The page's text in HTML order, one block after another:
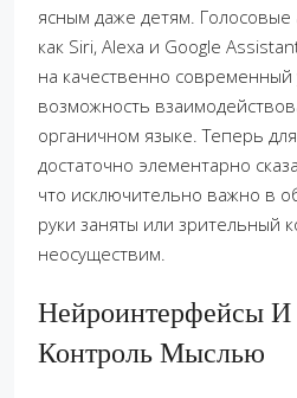
ясным даже детям. Голосовые
как Siri, Alexa и Google
на качественно современный
возможность
органичном языке. Теперь
достаточно элементарно
что исключительно важно в
руки заняты или зрительный
неосуществим.
Нейроинтерфейсы
Контроль Мыслью